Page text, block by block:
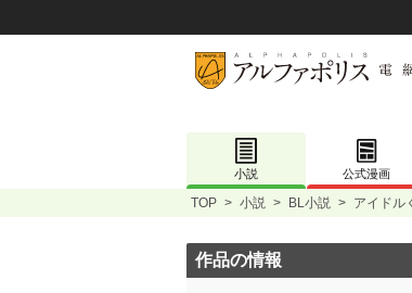
小説 公式漫画
TOP > 小説 > BL小説 > アイドル
作品の情報